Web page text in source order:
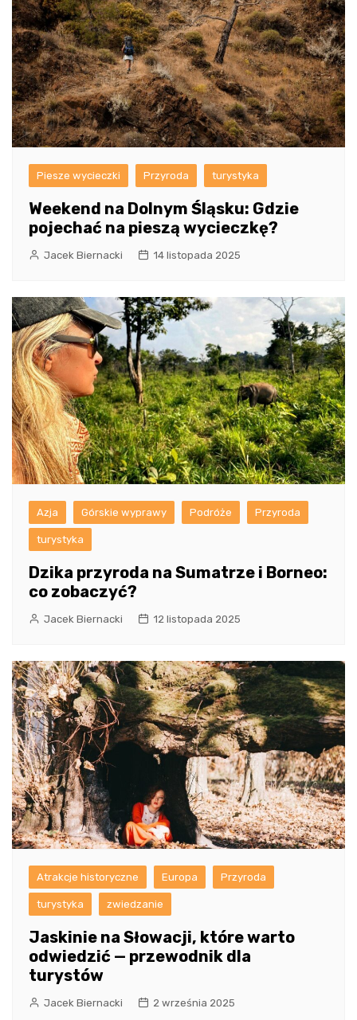
Piesze wycieczki Przyroda turystyka
Weekend na Dolnym Śląsku: Gdzie
pojechać na pieszą wycieczkę?
Jacek Biernacki 14 listopada 2025
Azja Górskie wyprawy Podróże Przyroda
turystyka
Dzika przyroda na Sumatrze i Borneo:
co zobaczyć?
Jacek Biernacki 12 listopada 2025
Atrakcje historyczne Europa Przyroda
turystyka zwiedzanie
Jaskinie na Słowacji, które warto
odwiedzić — przewodnik dla
turystów
Jacek Biernacki 2 września 2025